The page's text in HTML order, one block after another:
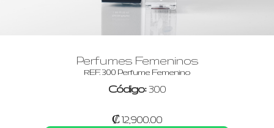
Perfumes Femeninos
REF. 300 Perfume Femenino
Código:300
₡ 12,900.00